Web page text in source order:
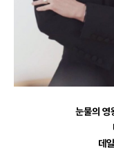
눈물의 영
데